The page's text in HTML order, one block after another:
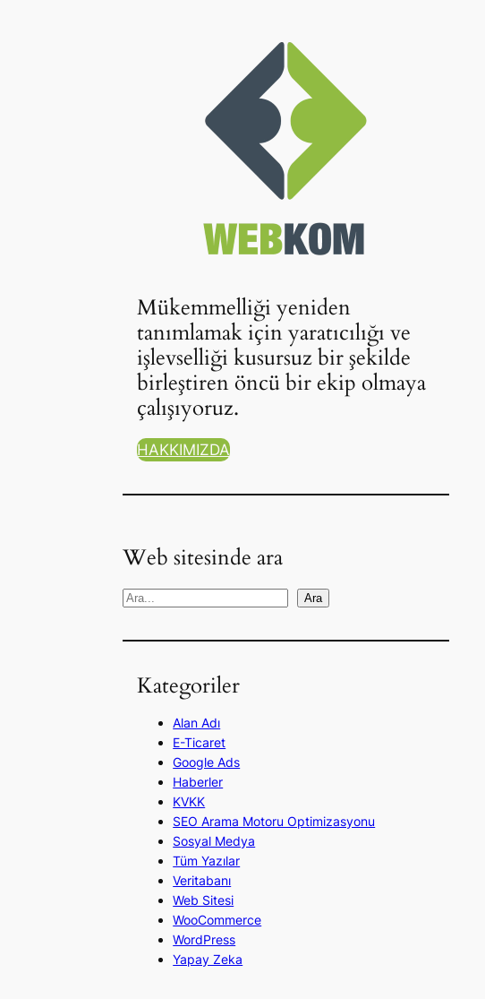
Mükemmelliği yeniden
tanımlamak için yaratıcılığı ve
işlevselliği kusursuz bir şekilde
birleştiren öncü bir ekip olmaya
çalışıyoruz.
HAKKIMIZDA
Web sitesinde ara
A
a
Ara
Kategoriler
Alan Adı
E-Ticaret
Google Ads
Haberler
KVKK
SEO Arama Motoru Optimizasyonu
Sosyal Medya
Tüm Yazılar
Veritabanı
Web Sitesi
WooCommerce
WordPress
Yapay Zeka